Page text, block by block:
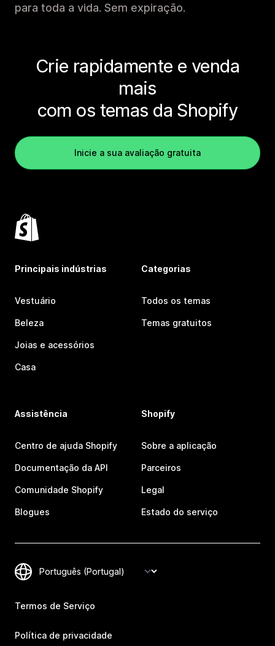
para toda a vida. Sem expiração.
Crie rapidamente e venda
mais
com os temas da Shopify
Inicie a sua avaliação gratuita
Principais indústrias
Vestuário
Beleza
Joias e acessórios
Casa
Categorias
Todos os temas
Temas gratuitos
Assistência
Centro de ajuda Shopify
Documentação da API
Comunidade Shopify
Blogues
Shopify
Sobre a aplicação
Parceiros
Legal
Estado do serviço
Termos de Serviço
Política de privacidade